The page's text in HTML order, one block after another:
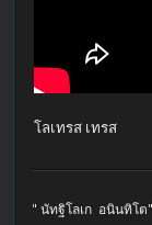
โลเทรส เทรส
" นัทฐิโลเก อนินทิโ